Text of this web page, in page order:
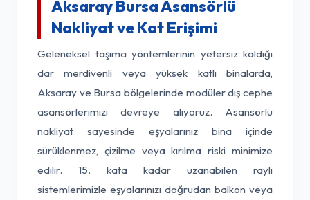
Aksaray Bursa Asansörlü
Nakliyat ve Kat Erişimi
Geleneksel taşıma yöntemlerinin yetersiz kaldığı
dar merdivenli veya yüksek katlı binalarda,
Aksaray ve Bursa bölgelerinde modüler dış cephe
asansörlerimizi devreye alıyoruz. Asansörlü
nakliyat sayesinde eşyalarınız bina içinde
sürüklenmez, çizilme veya kırılma riski minimize
edilir. 15. kata kadar uzanabilen raylı
sistemlerimizle eşyalarınızı doğrudan balkon veya